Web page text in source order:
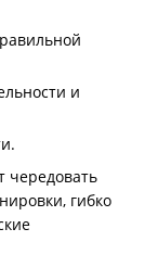
и
чередовать
гибко